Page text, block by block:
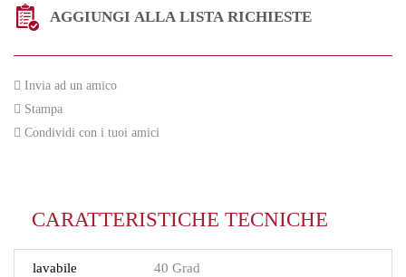
AGGIUNGI ALLA LISTA RICHIESTE
Invia ad un amico
Stampa
Condividi con i tuoi amici
CARATTERISTICHE TECNICHE
lavabile 40 Grad